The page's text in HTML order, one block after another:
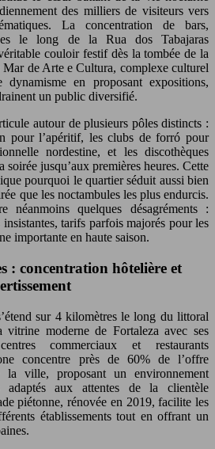
des milliers de visiteurs vers
La concentration de bars,
le long de la Rua dos Tabajaras
couloir festif dès la tombée de la
de Arte e Cultura, complexe culturel
en proposant expositions,
un public diversifié.
autour de plusieurs pôles distincts :
pour l’apéritif, les clubs de forró pour
nordestine, et les discothèques
jusqu’aux premières heures. Cette
pourquoi le quartier séduit aussi bien
que les noctambules les plus endurcis.
néanmoins quelques désagréments :
tarifs parfois majorés pour les
importante en haute saison.
: concentration hôtelière et
sur 4 kilomètres le long du littoral
vitrine moderne de Fortaleza avec ses
commerciaux et restaurants
concentre près de 60% de l’offre
la ville, proposant un environnement
adaptés aux attentes de la clientèle
piétonne, rénovée en 2019, facilite les
établissements tout en offrant un